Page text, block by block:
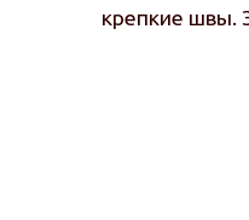
крепкие швы.